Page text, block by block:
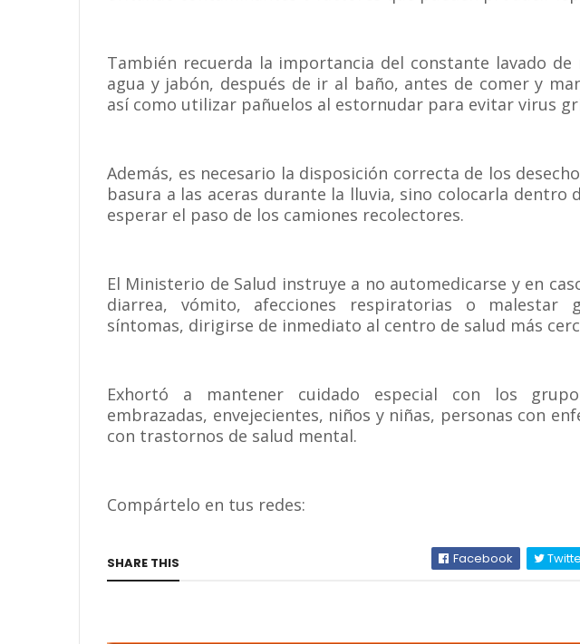
También recuerda la importancia del constante lavado de
agua y jabón, después de ir al baño, antes de comer y
así como utilizar pañuelos al estornudar para evitar virus
Además, es necesario la disposición correcta de los
basura a las aceras durante la lluvia, sino colocarla dentro
esperar el paso de los camiones recolectores.
El Ministerio de Salud instruye a no automedicarse y en
diarrea, vómito, afecciones respiratorias o malestar
síntomas, dirigirse de inmediato al centro de salud más
Exhortó a mantener cuidado especial con los
embrazadas, envejecientes, niños y niñas, personas con
con trastornos de salud mental.
Compártelo en tus redes:
SHARE THIS Facebook